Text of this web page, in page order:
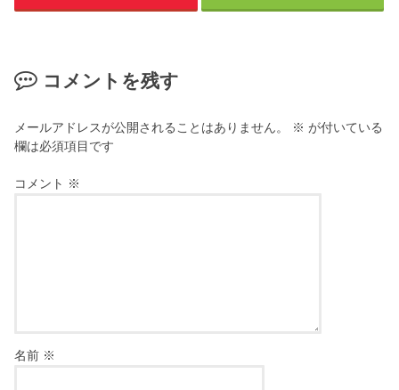
コメントを残す
メールアドレスが公開されることはありません。 ※ が付いている
欄は必須項目です
コメント ※
名前 ※